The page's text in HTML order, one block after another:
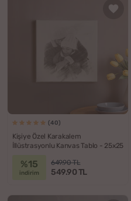
(40)
Kişiye Özel Karakalem
İllüstrasyonlu Kanvas Tablo - 25x25
%15
indirim
649.90 TL
549.90 TL